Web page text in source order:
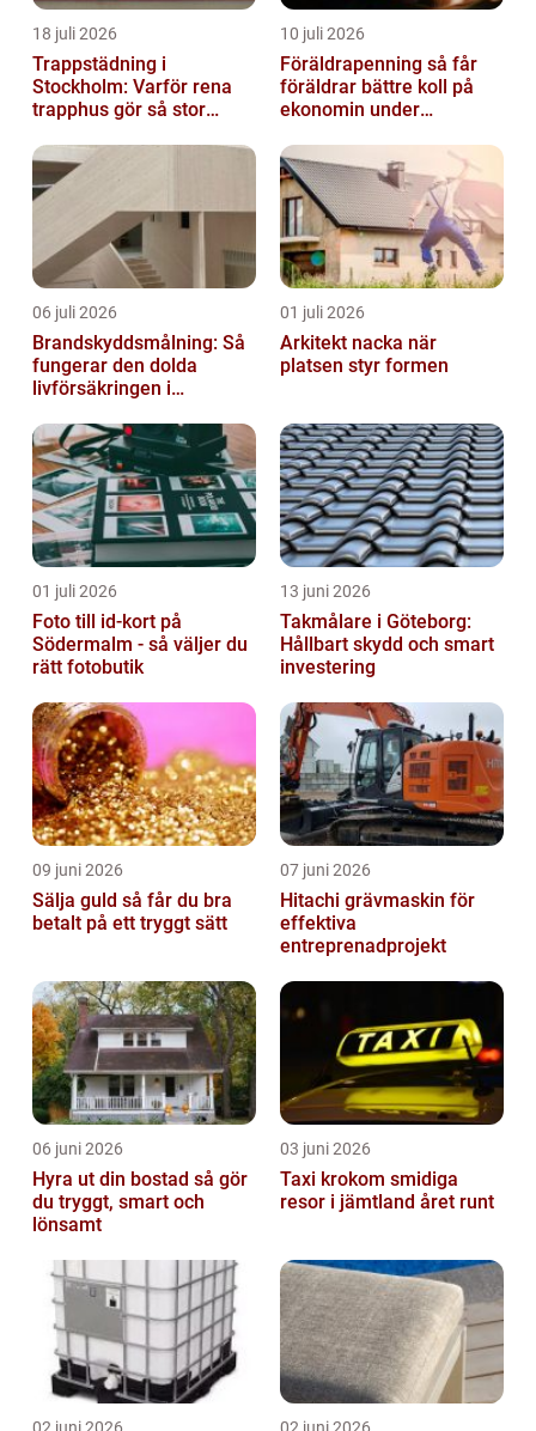
18 juli 2026
Trappstädning i
Stockholm: Varför rena
trapphus gör så stor
10 juli 2026
Föräldrapenning så får
föräldrar bättre koll på
ekonomin under
06 juli 2026
Brandskyddsmålning: Så
fungerar den dolda
livförsäkringen i
01 juli 2026
Arkitekt nacka när
platsen styr formen
01 juli 2026
Foto till id-kort på
Södermalm - så väljer du
rätt fotobutik
13 juni 2026
Takmålare i Göteborg:
Hållbart skydd och smart
investering
09 juni 2026
Sälja guld så får du bra
betalt på ett tryggt sätt
07 juni 2026
Hitachi grävmaskin för
effektiva
entreprenadprojekt
06 juni 2026
Hyra ut din bostad så gör
du tryggt, smart och
lönsamt
03 juni 2026
Taxi krokom smidiga
resor i jämtland året runt